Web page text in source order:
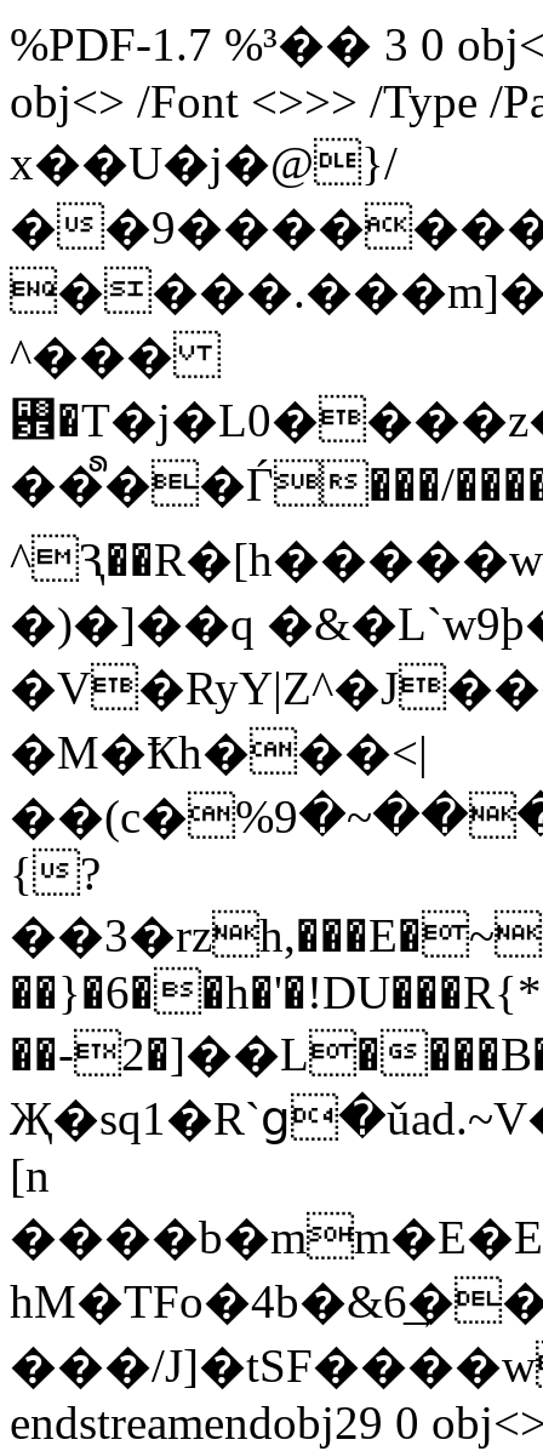
%PDF-1.7 %³�� 3 0
obj<> /Font <>>> /Type /
x��U�j�@}/
�
^���
��᩺��Ѓ���/
�)�]��q
�M�Ҟh���<|
��(c�%ڪ���~�9f2�4\Tl��{�����TҒ�[oF�K���.2b�M�"]��-
{?
��-2�]��L�
[n
���/
endstreamendobj29 0